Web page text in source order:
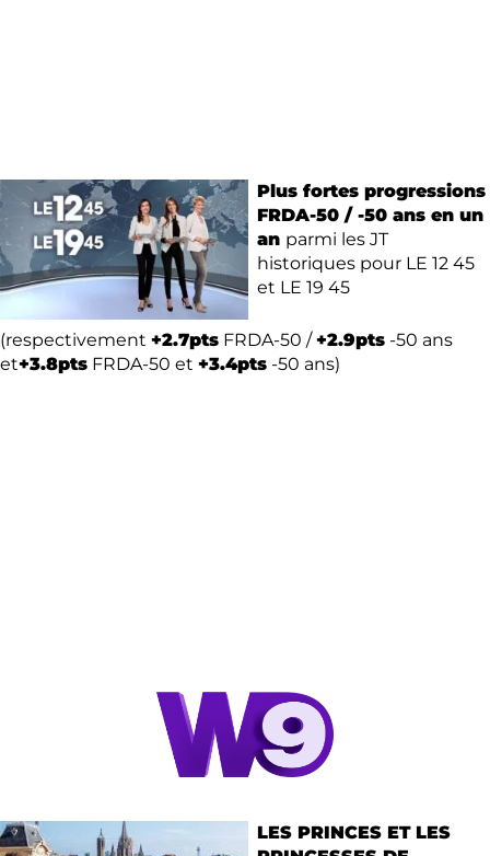
Plus fortes progressions
FRDA-50 / -50 ans en un
an parmi les JT
historiques pour LE 12 45
et LE 19 45
(respectivement +2.7pts FRDA-50 /+2.9pts -50 ans
et+3.8pts FRDA-50 et +3.4pts -50 ans)
LES PRINCES ET LES